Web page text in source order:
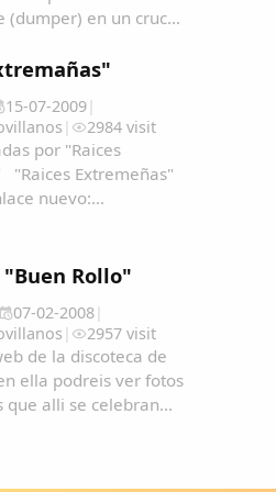
(dumper) en un cruce
informa el servicio
accidente se ha
9.30 de la mañana
15-07-2009|
| 2984 visit
por "Raices
"Raices Extremeñas"
nuevo:
Rollo"
07-02-2008|
| 2957 visit
de la discoteca de
ella podreis ver fotos
que alli se celebran